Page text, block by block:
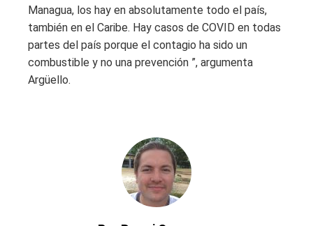
Managua, los hay en absolutamente todo el país,
también en el Caribe. Hay casos de COVID en todas
partes del país porque el contagio ha sido un
combustible y no una prevención ”, argumenta
Argüello.